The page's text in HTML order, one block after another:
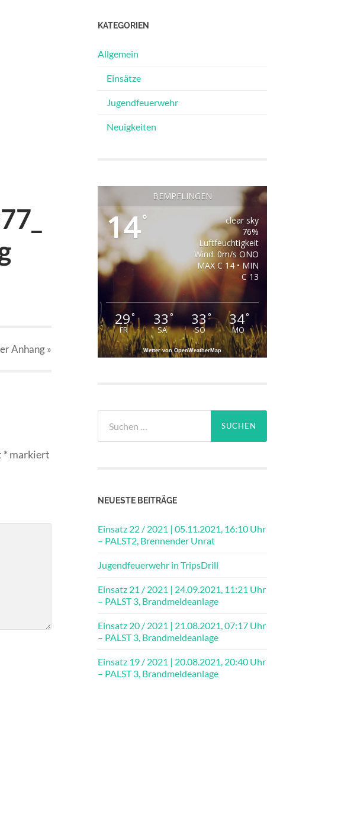
Anhang»
* markiert
KATEGORIEN
Allgemein
Einsätze
Jugendfeuerwehr
Neuigkeiten
BEMPFLINGEN
14°
clear sky
76%
Luftfeuchtigkeit
Wind: 0m/s ONO
MAX C 14 • MIN
C 13
29°
FR
33 °
SA
33 °
SO
34°
MO
Wetter von OpenWeatherMap
nach:
NEUESTE BEITRÄGE
Einsatz 22 / 2021 | 05.11.2021, 16:10 Uhr
– PALST2, Brennender Unrat
Jugendfeuerwehr in TripsDrill
Einsatz 21 / 2021 | 24.09.2021, 11:21 Uhr
– PALST 3, Brandmeldeanlage
Einsatz 20 / 2021 | 21.08.2021, 07:17 Uhr
– PALST 3, Brandmeldeanlage
Einsatz 19 / 2021 | 20.08.2021, 20:40 Uhr
– PALST 3, Brandmeldeanlage